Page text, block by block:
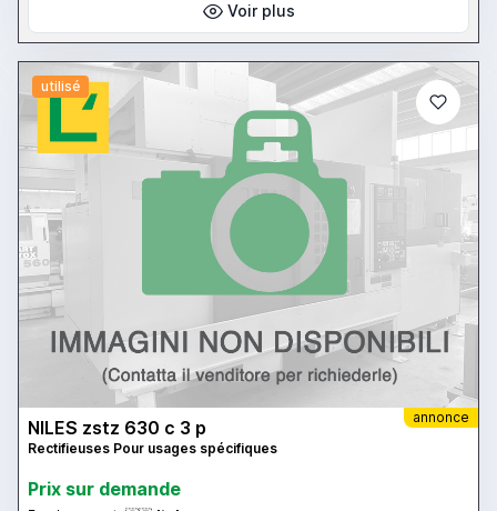
Voir plus
utilisé
annonce
NILES zstz 630 c 3 p
Rectifieuses Pour usages spécifiques
Prix ​​sur demande